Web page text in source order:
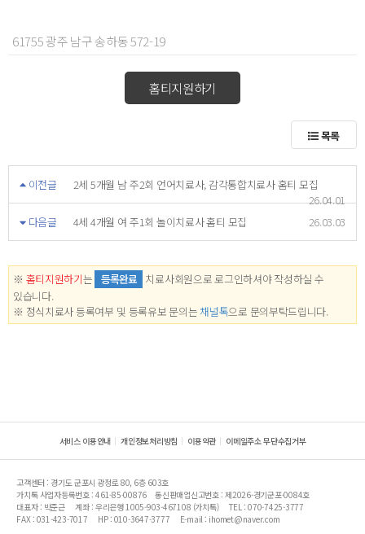
61755 광주 남구 송하동 572-19
홈티지원하기
목록
이전글
2세 5개월 남 주2회 언어치료사, 감각통합치료사 홈티 모집
26.04.01
다음글
4세 4개월 여 주1회 놀이치료사 홈티 모집 26.03.03
※ 홈티지원하기는 등록완료 치료사회원으로 로그인하셔야 작성하실 수
있습니다.
※ 정식치료사 등록여부 및 등록유보 문의는 채널톡으로 문의부탁드립니다.
서비스 이용안내 개인정보처리방침 이용약관 이메일주소 무단수집거부
고객센터 : 경기도 군포시 광정로 80, 6층 603호
가치톡 사업자등록번호 : 461-85-00876
통신판매업신고번호 : 제2026-경기군포-0084호
대표자 : 박준근
계좌 : 우리은행 1005-903-467108 (가치톡)
TEL : 070-7425-3777
FAX : 031-423-7017
HP : 010-3647-3777 E-mail : ihomet@naver.com